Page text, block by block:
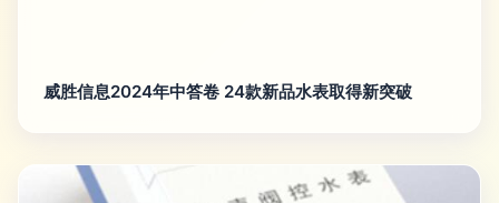
威胜信息2024年中答卷 24款新品水表取得新突破